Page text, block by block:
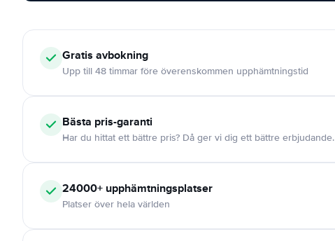
Gratis avbokning
Upp till 48 timmar före överenskommen upphämtningstid
Bästa pris-garanti
Har du hittat ett bättre pris? Då ger vi dig ett bättre erbjudande.
24000+ upphämtningsplatser
Platser över hela världen